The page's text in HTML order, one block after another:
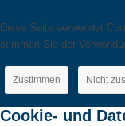
Diese Seite verwendet
stimmen Sie der
Zustimmen Nicht
Cookie- und